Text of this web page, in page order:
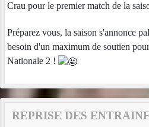
Crau pour le premier match de la
Préparez vous, la saison s'annonce
besoin d'un maximum de soutien
Nationale 2 !
REPRISE DES